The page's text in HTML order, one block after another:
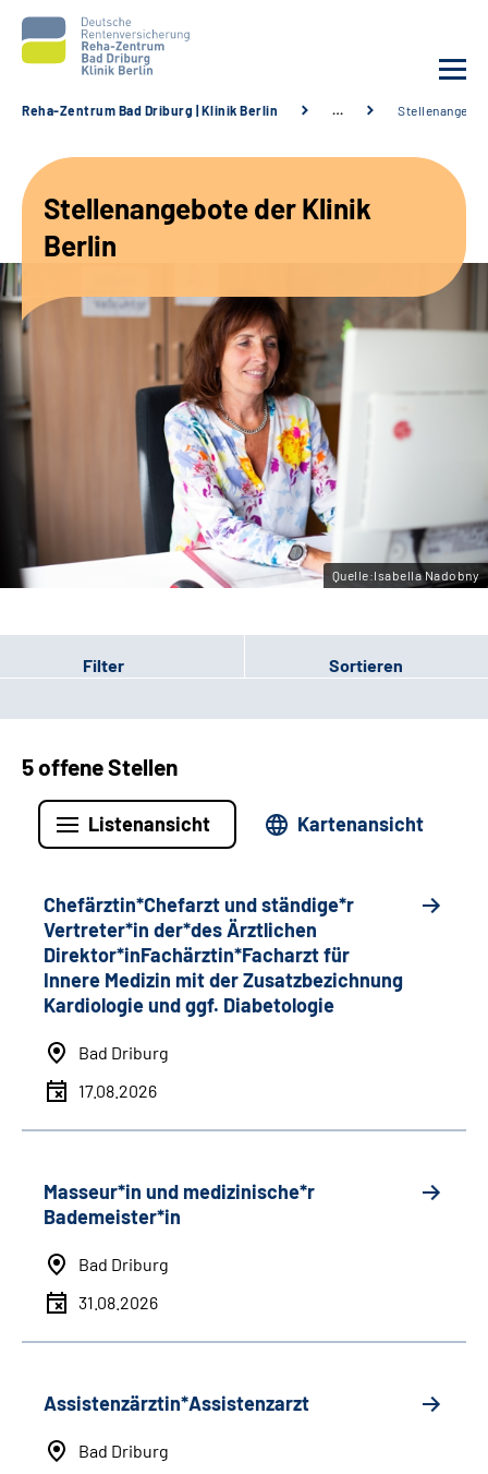
Unsere Angebote
Karriere
Leichte Sprache
Gebärdensprache
Reha-Zentrum Bad Driburg | Klinik Berlin …
Stellenangebote der Klinik
Berlin
Quelle:Isabella Nadobny
Filter Sortieren
5 offene Stellen
Listenansicht Kartenansicht
Chefärztin*Chefarzt und ständige*r
Vertreter*in der*des Ärztlichen
Direktor*inFachärztin*Facharzt für
Innere Medizin mit der Zusatzbezichnung
Kardiologie und ggf. Diabetologie
Bad Driburg
17.08.2026
Masseur*in und medizinische*r
Bademeister*in
Bad Driburg
31.08.2026
Assistenzärztin*Assistenzarzt
Bad Driburg